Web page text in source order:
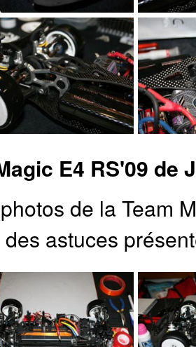
E4 RS'09 de
de la Team
astuces